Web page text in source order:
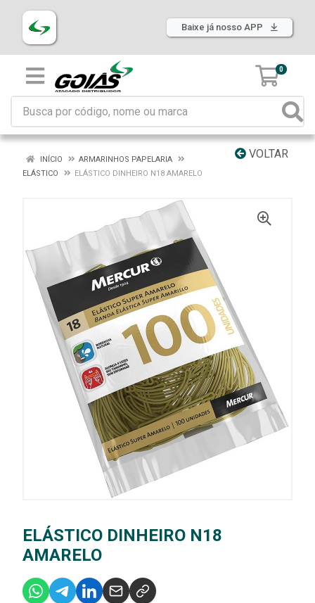
Baixe já nosso APP
0
VOLTAR
INÍCIO
ARMARINHOS PAPELARIA
ELÁSTICO
ELÁSTICO DINHEIRO N18 AMARELO
ELÁSTICO DINHEIRO N18
AMARELO